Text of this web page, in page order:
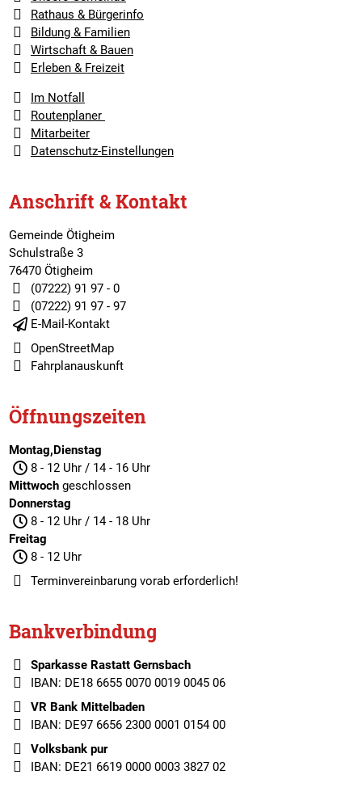
Rathaus & Bürgerinfo
Bildung & Familien
Wirtschaft & Bauen
Erleben & Freizeit
Im Notfall
Routenplaner
Mitarbeiter
Datenschutz-Einstellungen
Anschrift & Kontakt
Gemeinde Ötigheim
Schulstraße 3
76470 Ötigheim
(07222) 91 97 - 0
(07222) 91 97 - 97
E-Mail-Kontakt
OpenStreetMap
Fahrplanauskunft
Öffnungszeiten
Montag,Dienstag
8 - 12 Uhr / 14 - 16 Uhr
Mittwochgeschlossen
Donnerstag
8 - 12 Uhr / 14 - 18 Uhr
Freitag
8 - 12 Uhr
Terminvereinbarungvorab erforderlich!
Bankverbindung
Sparkasse Rastatt Gernsbach
IBAN: DE18 6655 0070 0019 0045 06
VR Bank Mittelbaden
IBAN: DE97 6656 2300 0001 0154 00
Volksbank pur
IBAN: DE21 6619 0000 0003 3827 02